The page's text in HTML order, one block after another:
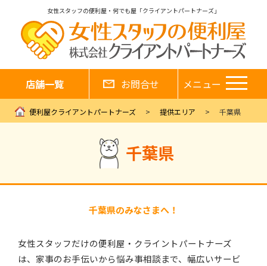
女性スタッフの便利屋・何でも屋「クライアントパートナーズ」
店舗一覧 お問合せ メニュー
便利屋クライアントパートナーズ 提供エリア 千葉県
千葉県
千葉県のみなさまへ！
女性スタッフだけの便利屋・クライントパートナーズ
は、家事のお手伝いから悩み事相談まで、幅広いサービ